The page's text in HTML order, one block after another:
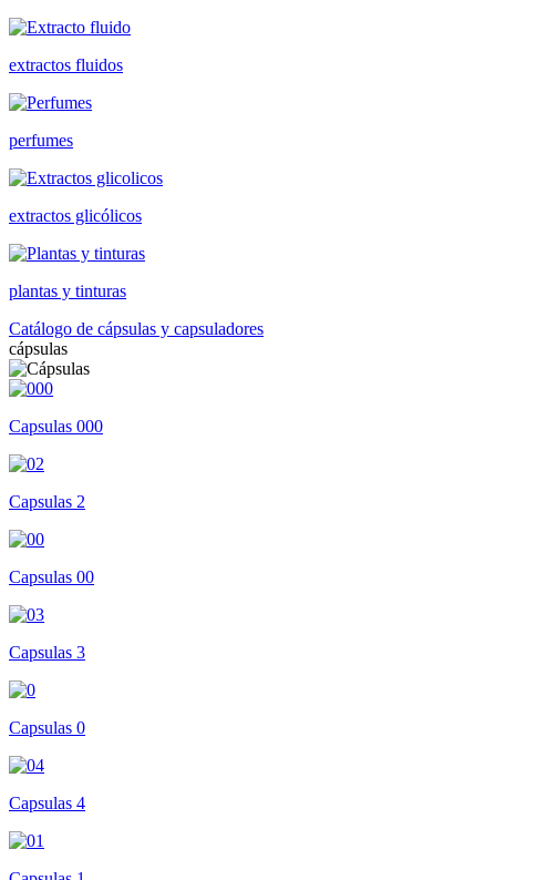
extractos fluidos
perfumes
extractos glicólicos
plantas y tinturas
Catálogo de cápsulas y capsuladores
cápsulas
Capsulas 000
Capsulas 2
Capsulas 00
Capsulas 3
Capsulas 0
Capsulas 4